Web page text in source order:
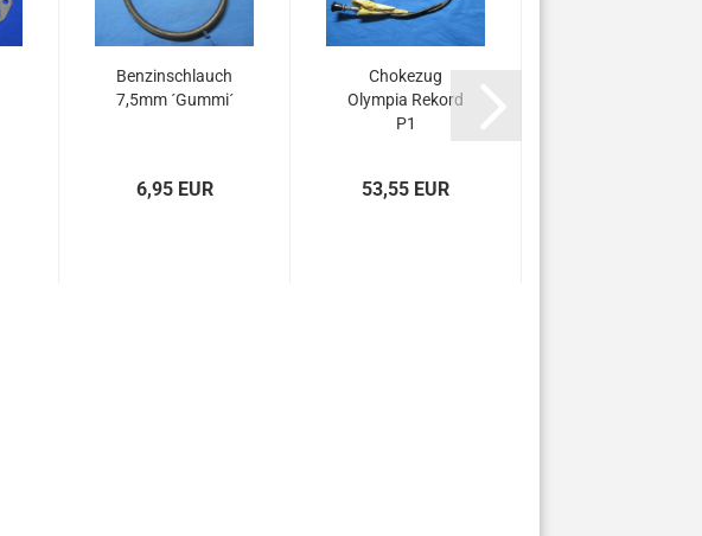
Benzinschlauch
7,5mm ´Gummi´
6,95 EUR
Chokezug
Olympia Rekord
P1
53,55 EUR